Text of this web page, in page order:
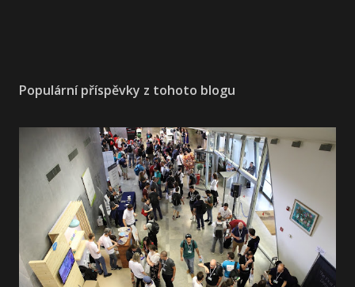
Populární příspěvky z tohoto blogu